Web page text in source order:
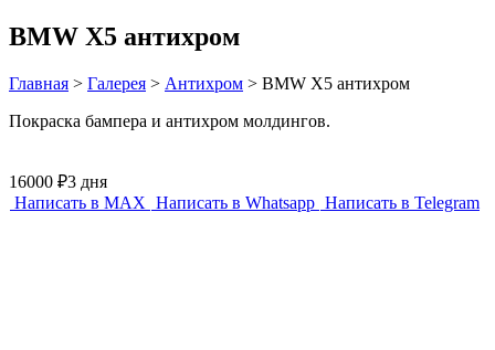
BMW X5 антихром
Главная > Галерея > Антихром > BMW X5 антихром
Покраска бампера и антихром молдингов.
16000 ₽3 дня
Написать в MAX Написать в Whatsapp Написать в Telegram